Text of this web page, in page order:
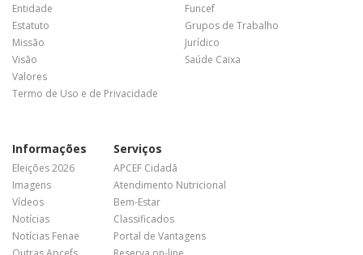
Entidade
Estatuto
Missão
Visão
Valores
Termo de Uso e de Privacidade
Funcef
Grupos de Trabalho
Jurídico
Saúde Caixa
Informações
Eleições 2026
Imagens
Vídeos
Notícias
Notícias Fenae
Serviços
APCEF Cidadã
Atendimento Nutricional
Bem-Estar
Classificados
Portal de Vantagens